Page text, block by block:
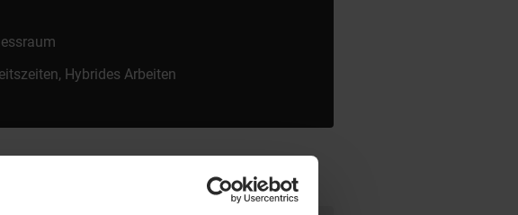
Hybrides Arbeiten